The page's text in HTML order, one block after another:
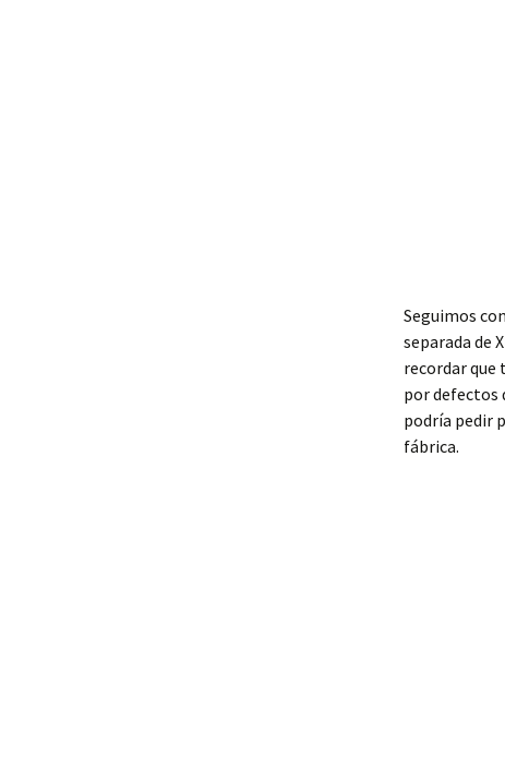
Seguimos
separada de
recordar que
por defectos
podría pedir
fábrica.